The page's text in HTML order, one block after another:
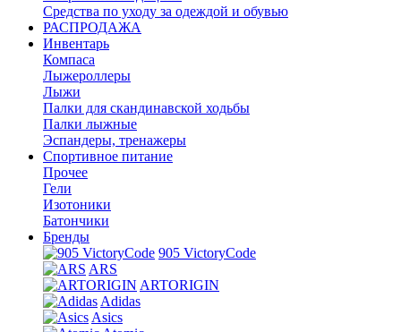
Средства по уходу за одеждой и обувью
РАСПРОДАЖА
Инвентарь
Компаса
Лыжероллеры
Лыжи
Палки для скандинавской ходьбы
Палки лыжные
Эспандеры, тренажеры
Спортивное питание
Прочее
Гели
Изотоники
Батончики
Бренды
905 VictoryCode
ARS
ARTORIGIN
Adidas
Asics